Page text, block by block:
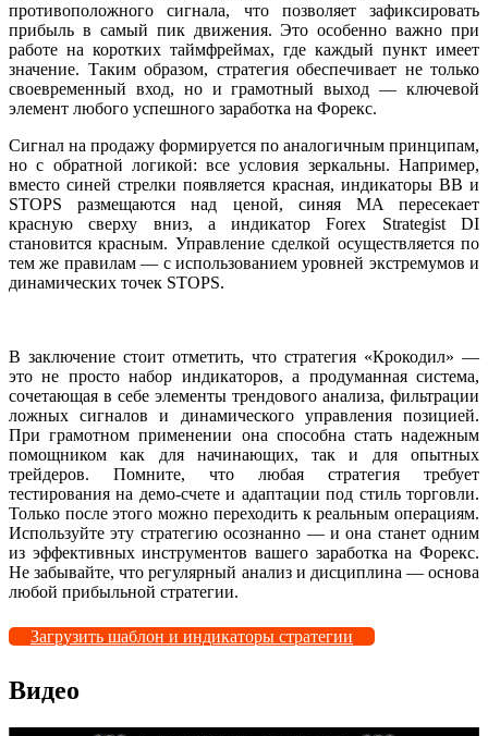
противоположного сигнала, что позволяет зафиксировать
прибыль в самый пик движения. Это особенно важно при
работе на коротких таймфреймах, где каждый пункт имеет
значение. Таким образом, стратегия обеспечивает не только
своевременный вход, но и грамотный выход — ключевой
элемент любого успешного заработка на Форекс.
Сигнал на продажу формируется по аналогичным принципам,
но с обратной логикой: все условия зеркальны. Например,
вместо синей стрелки появляется красная, индикаторы BB и
STOPS размещаются над ценой, синяя MA пересекает
красную сверху вниз, а индикатор Forex Strategist DI
становится красным. Управление сделкой осуществляется по
тем же правилам — с использованием уровней экстремумов и
динамических точек STOPS.
В заключение стоит отметить, что стратегия «Крокодил» —
это не просто набор индикаторов, а продуманная система,
сочетающая в себе элементы трендового анализа, фильтрации
ложных сигналов и динамического управления позицией.
При грамотном применении она способна стать надежным
помощником как для начинающих, так и для опытных
трейдеров. Помните, что любая стратегия требует
тестирования на демо-счете и адаптации под стиль торговли.
Только после этого можно переходить к реальным операциям.
Используйте эту стратегию осознанно — и она станет одним
из эффективных инструментов вашего заработка на Форекс.
Не забывайте, что регулярный анализ и дисциплина — основа
любой прибыльной стратегии.
Загрузить шаблон и индикаторы стратегии
Видео